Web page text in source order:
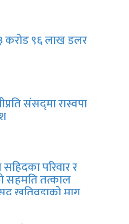
खामेनीको अवस्था गम्भीर :
करोड ९६ लाख डलर
संसद्‍मा रास्वपा
परिवार र
तत्काल
खतिवडाको माग